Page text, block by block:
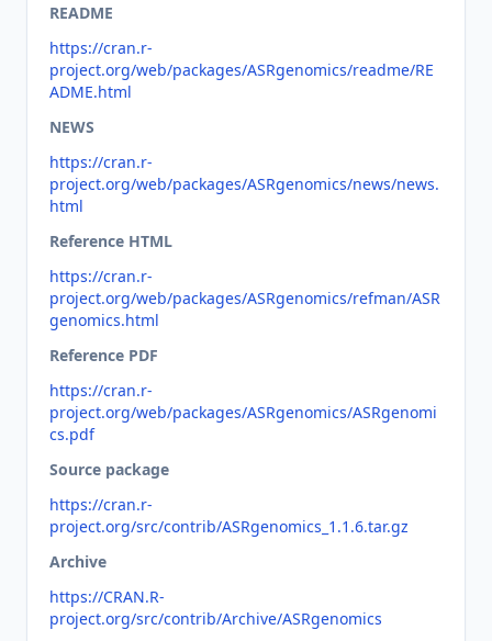
README
https://cran.r-
project.org/web/packages/ASRgenomics/readme/RE
ADME.html
NEWS
https://cran.r-
project.org/web/packages/ASRgenomics/news/news.
html
Reference HTML
https://cran.r-
project.org/web/packages/ASRgenomics/refman/ASR
genomics.html
Reference PDF
https://cran.r-
project.org/web/packages/ASRgenomics/ASRgenomi
cs.pdf
Source package
https://cran.r-
project.org/src/contrib/ASRgenomics_1.1.6.tar.gz
Archive
https://CRAN.R-
project.org/src/contrib/Archive/ASRgenomics